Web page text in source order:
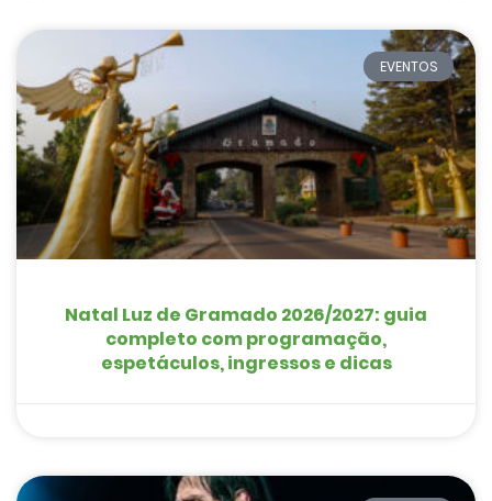
EVENTOS
Natal Luz de Gramado 2026/2027: guia
completo com programação,
espetáculos, ingressos e dicas